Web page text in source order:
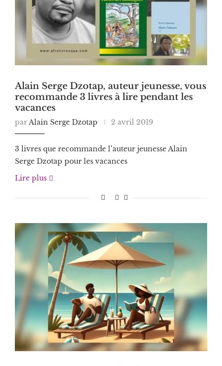
Alain Serge Dzotap, auteur jeunesse, vous
recommande 3 livres à lire pendant les
vacances
parAlain Serge Dzotap 2 avril 2019
3 livres que recommande l’auteur jeunesse Alain
Serge Dzotap pour les vacances
Lire plus